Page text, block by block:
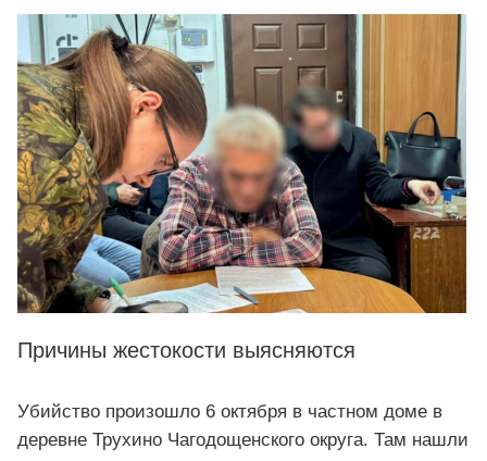
Причины жестокости выясняются
Убийство произошло 6 октября в частном доме в
деревне Трухино Чагодощенского округа. Там нашли